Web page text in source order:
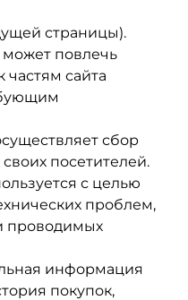
страницы).
может повлечь
частям сайта
сбор
посетителей.
с целью
проблем,
проводимых
информация
покупок,